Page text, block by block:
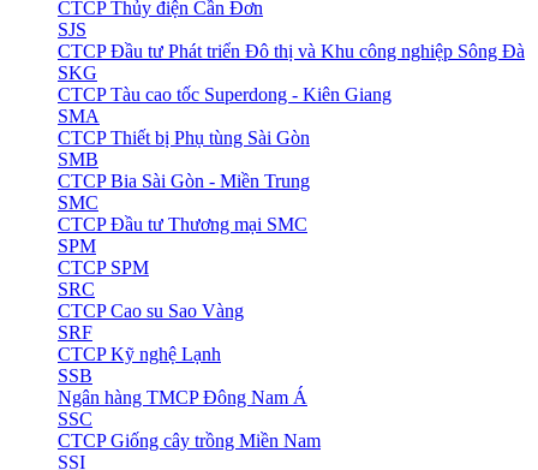
CTCP Thủy điện Cần Đơn
SJS
CTCP Đầu tư Phát triển Đô thị và Khu công nghiệp Sông Đà
SKG
CTCP Tàu cao tốc Superdong - Kiên Giang
SMA
CTCP Thiết bị Phụ tùng Sài Gòn
SMB
CTCP Bia Sài Gòn - Miền Trung
SMC
CTCP Đầu tư Thương mại SMC
SPM
CTCP SPM
SRC
CTCP Cao su Sao Vàng
SRF
CTCP Kỹ nghệ Lạnh
SSB
Ngân hàng TMCP Đông Nam Á
SSC
CTCP Giống cây trồng Miền Nam
SSI